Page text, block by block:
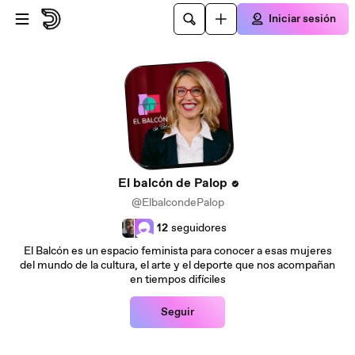
Saltar al contenido principal
Iniciar sesión
El balcón de Palop
@ElbalcondePalop
12 seguidores
El Balcón es un espacio feminista para conocer a esas mujeres
del mundo de la cultura, el arte y el deporte que nos acompañan
en tiempos difíciles
Seguir